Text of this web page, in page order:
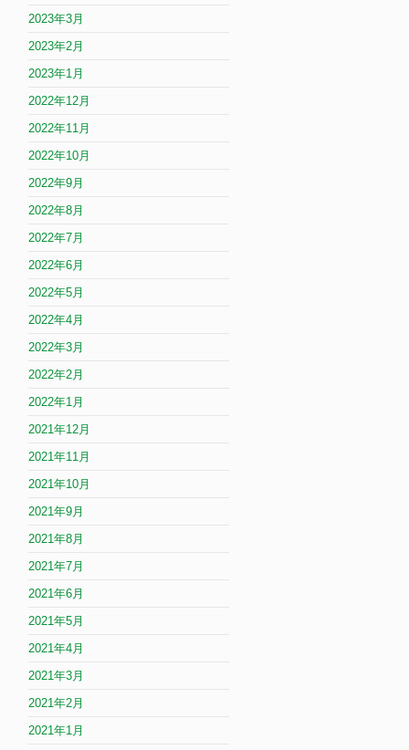
2023年3月
2023年2月
2023年1月
2022年12月
2022年11月
2022年10月
2022年9月
2022年8月
2022年7月
2022年6月
2022年5月
2022年4月
2022年3月
2022年2月
2022年1月
2021年12月
2021年11月
2021年10月
2021年9月
2021年8月
2021年7月
2021年6月
2021年5月
2021年4月
2021年3月
2021年2月
2021年1月